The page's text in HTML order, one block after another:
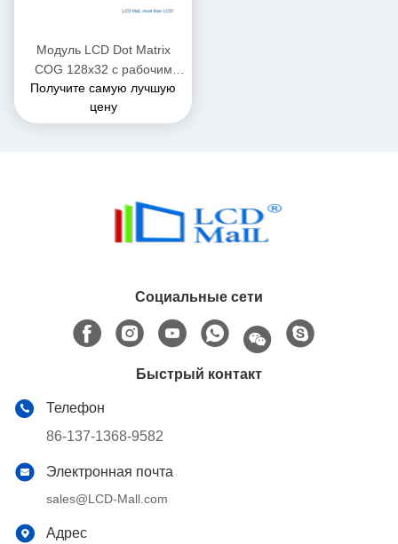
Модуль LCD Dot Matrix
COG 128x32 с рабочим
напряжением 0-5,5 В
Получите самую лучшую
цену
Социальные сети
Быстрый контакт
Телефон
86-137-1368-9582
Электронная почта
sales@LCD-Mall.com
Адрес